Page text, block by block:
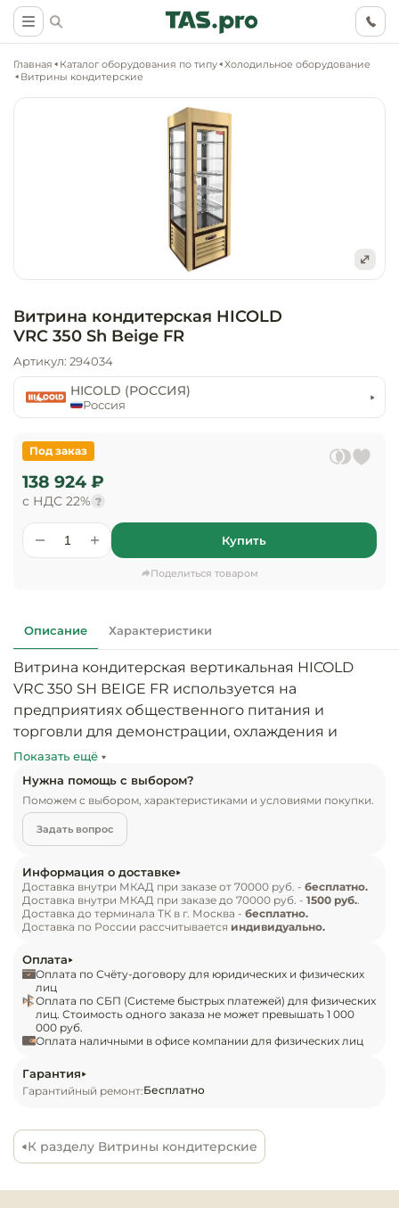
Кофейное
фастфуда
Инвентарь
Кухонный
Нейтральное
общепита
Весовое
Оснащение
Оснащение
цехов
бытового
Ритейл (non
оборудования
Главная Каталог оборудования по типу Холодильное оборудование
Витрины кондитерские
Витрина кондитерская HICOLD
VRC 350 Sh Beige FR
Артикул: 294034
HICOLD (РОССИЯ)
Россия
138 924 ₽
с НДС 22% ?
Под заказ
Купить
Поделиться товаром
Описание Характеристики
Витрина кондитерская вертикальная HICOLD
VRC 350 SH BEIGE FR используется на
предприятиях общественного питания и
торговли для демонстрации, охлаждения и
кратковременного хранения напитков, салатов,
десертов и других готовых блюд и
скоропортящихся продуктов.
Особенности:
— Материал: крашеная сталь
— Оттайка: автоматическая
— Панель управления: электронная
— Распределённая статическая нагрузка на
полку: 5 кг
Показать ещё
Нужна помощь с выбором?
Поможем с выбором, характеристиками и условиями покупки.
Задать вопрос
Информация о доставке
Доставка внутри МКАД при заказе от 70000 руб. - бесплатно.
Доставка внутри МКАД при заказе до 70000 руб. - 1500 руб..
Доставка до терминала ТК в г. Москва - бесплатно.
Доставка по России рассчитывается индивидуально.
Оплата
Оплата по Счёту-договору для юридических и физических
лиц
Оплата по СБП (Системе быстрых платежей) для физических
лиц. Стоимость одного заказа не может превышать 1 000
000 руб.
Оплата наличными в офисе компании для физических лиц
Гарантия
Гарантийный ремонт:Бесплатно
К разделу Витрины кондитерские